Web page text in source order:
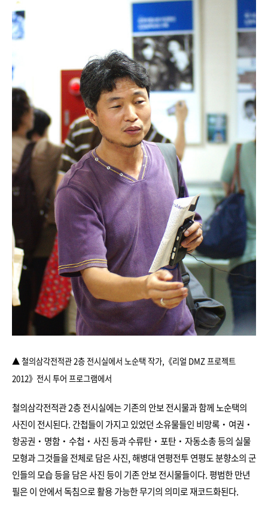
▲ 철의삼각전적관 2층 전시실에서 노순택 작가 《리얼 DMZ 프로젝트
2012》전시 투어 프로그램에서
철의삼각전적관 2층 전시실에는 기존의 안보 전시물과 함께 노순택의
사진이 전시된다. 간첩들이 가지고 있었던 소유물들인 비망록‧여권‧
항공권‧명함‧수첩‧사진 등과 수류탄‧포탄‧자동소총 등의 실물
모형과 그것들을 전체로 담은 사진, 해병대 연평전투 연평도 분향소의 군
인들의 모습 등을 담은 사진 등이 기존 안보 전시물들이다. 평범한 만년
필은 이 안에서 독침으로 활용 가능한 무기의 의미로 재코드화된다.